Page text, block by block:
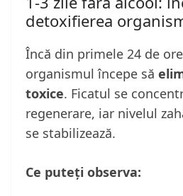
detoxifierea
Încă din primele 24 de
organismul începe să
toxice. Ficatul se
regenerare, iar nivelul
se stabilizează.
Ce puteți observa: